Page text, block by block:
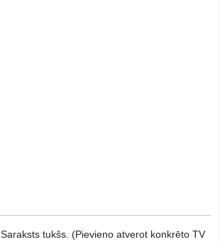
Saraksts tukšs. (Pievieno atverot konkrēto TV